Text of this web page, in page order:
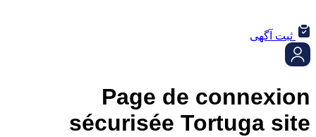
Page de
sécurisée